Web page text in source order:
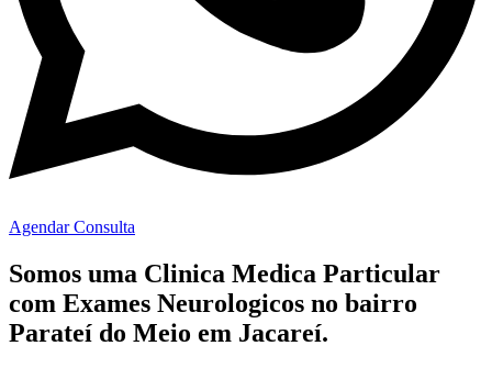
Agendar Consulta
Somos uma Clinica Medica Particular
com Exames Neurologicos no bairro
Parateí do Meio em Jacareí.